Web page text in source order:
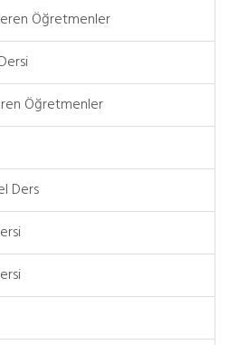
Öğretmenler
Öğretmenler
Ders